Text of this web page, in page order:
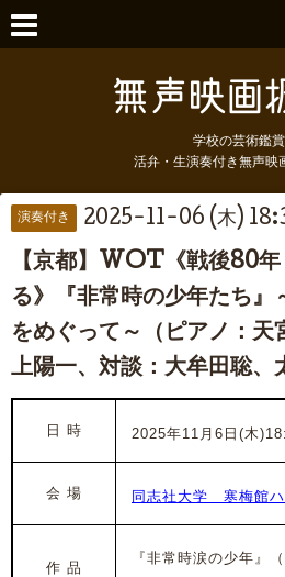
学校の芸術鑑
活弁・生演奏付き無声映
演奏付き 2025-11-06 (木)
【京都】WOT《戦後80
る》『非常時の少年たち』
をめぐって～（ピアノ：天
上陽一、対談：大牟田聡、
日 時 2025年11月6日(木
会 場 同志社大学 寒梅館
作 品
『非常時涙の少年』